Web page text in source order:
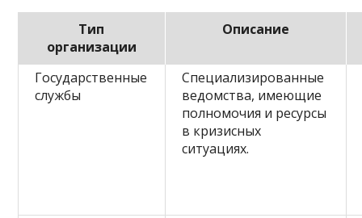
Тип
организации
Описание
Государственные
службы
Специализированные
ведомства, имеющие
полномочия и ресурсы
в кризисных
ситуациях.